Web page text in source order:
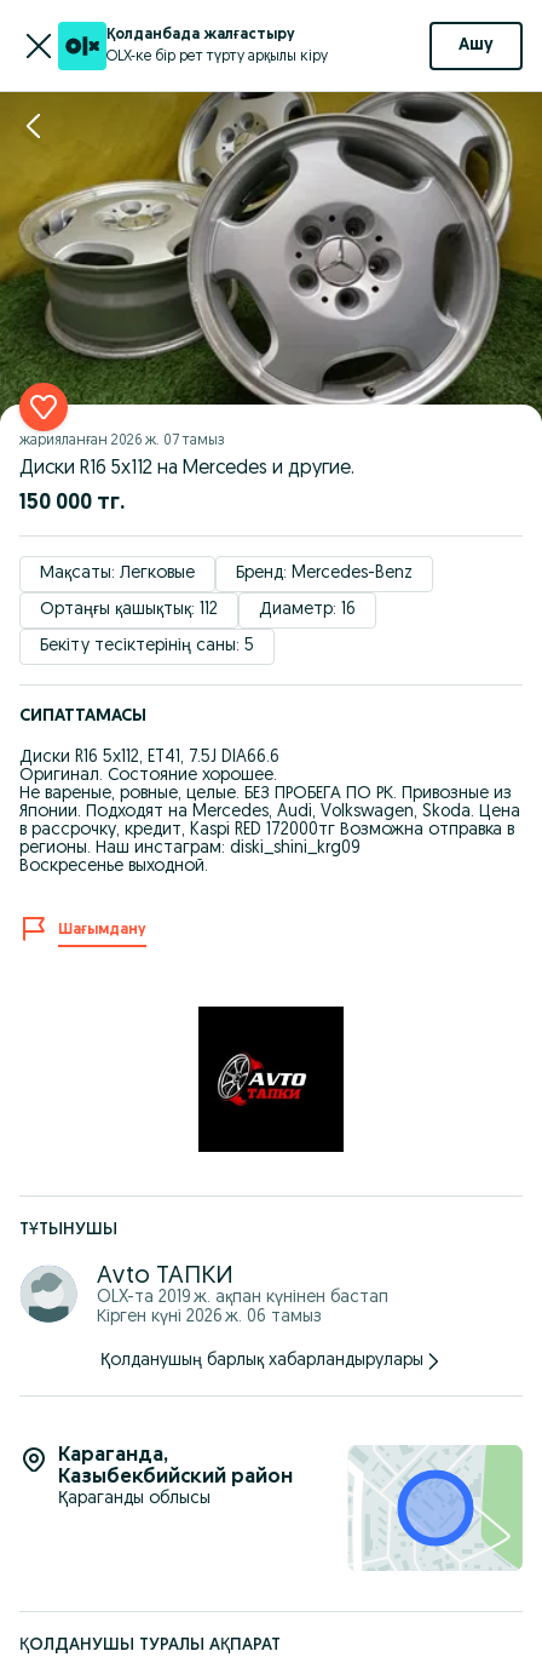
Қолданбада жалғастыру
OLX-ке бір рет түрту арқылы кіру
Ашу
жарияланған 2026 ж. 07 тамыз
Диски R16 5x112 на Mercedes и другие.
150 000 тг.
Мақсаты: Легковые
Бренд: Mercedes-Benz
Ортаңғы қашықтық: 112
Диаметр: 16
Бекіту тесіктерінің саны: 5
СИПАТТАМАСЫ
Диски R16 5x112, ET41, 7.5J DIA66.6
Оригинал. Состояние хорошее.
Не вареные, ровные, целые. БЕЗ ПРОБЕГА ПО РК. Привозные из
Японии. Подходят на Mercedes, Audi, Volkswagen, Skoda. Цена
в рассрочку, кредит, Kaspi RED 172000тг Возможна отправка в
регионы. Наш инстаграм: diski_shini_krg09
Воскресенье выходной.
Шағымдану
ТҰТЫНУШЫ
Аvto ТАПКИ
OLX-та 2019 ж. ақпан күнінен бастап
Кірген күні 2026 ж. 06 тамыз
Қолданушың барлық хабарландырулары
Караганда,
Казыбекбийский район
Қараганды облысы
ҚОЛДАНУШЫ ТУРАЛЫ АҚПАРАТ